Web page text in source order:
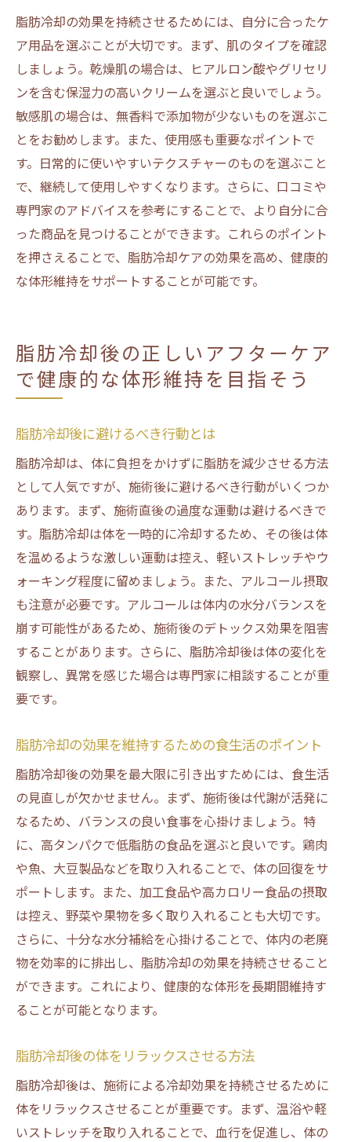
脂肪冷却ケア用品の選び方がもたらす健康
への影響
脂肪冷却後のリラックス法で体をいたわろう
脂肪冷却後におすすめの自宅でできるリラ
クゼーション法
脂肪冷却後のストレス解消に役立つアクテ
ィビティ
脂肪冷却の効果を維持するための瞑想テク
ニック
脂肪冷却後の心身のケアに役立つアロマセ
ラピー
脂肪冷却後のリラックスに最適なマインド
フルネスの取り入れ方
の秘訣
脂肪冷却ケア用品で得られる長期的な美肌
効果
脂肪冷却後の効果を保つためのルーティン
作り
脂肪冷却ケア用品を使った効果的な夜のケ
ア法
脂肪冷却後の習慣にしたい朝のケアステッ
プ
脂肪冷却効果を引き出すためのシーズナル
ケア
形維持
脂肪冷却の効果を持続させるためには、自分に合ったケ
ア用品を選ぶことが大切です。まず、肌のタイプを確認
しましょう。乾燥肌の場合は、ヒアルロン酸やグリセリ
ンを含む保湿力の高いクリームを選ぶと良いでしょう。
敏感肌の場合は、無香料で添加物が少ないものを選ぶこ
とをお勧めします。また、使用感も重要なポイントで
す。日常的に使いやすいテクスチャーのものを選ぶこと
で、継続して使用しやすくなります。さらに、口コミや
専門家のアドバイスを参考にすることで、より自分に合
った商品を見つけることができます。これらのポイント
を押さえることで、脂肪冷却ケアの効果を高め、健康的
な体形維持をサポートすることが可能です。
脂肪冷却後の正しいアフターケア
で健康的な体形維持を目指そう
脂肪冷却後に避けるべき行動とは
脂肪冷却は、体に負担をかけずに脂肪を減少させる方法
として人気ですが、施術後に避けるべき行動がいくつか
あります。まず、施術直後の過度な運動は避けるべきで
す。脂肪冷却は体を一時的に冷却するため、その後は体
を温めるような激しい運動は控え、軽いストレッチやウ
ォーキング程度に留めましょう。また、アルコール摂取
も注意が必要です。アルコールは体内の水分バランスを
崩す可能性があるため、施術後のデトックス効果を阻害
することがあります。さらに、脂肪冷却後は体の変化を
観察し、異常を感じた場合は専門家に相談することが重
要です。
脂肪冷却の効果を維持するための食生活のポイント
脂肪冷却後の効果を最大限に引き出すためには、食生活
の見直しが欠かせません。まず、施術後は代謝が活発に
なるため、バランスの良い食事を心掛けましょう。特
に、高タンパクで低脂肪の食品を選ぶと良いです。鶏肉
や魚、大豆製品などを取り入れることで、体の回復をサ
ポートします。また、加工食品や高カロリー食品の摂取
は控え、野菜や果物を多く取り入れることも大切です。
さらに、十分な水分補給を心掛けることで、体内の老廃
物を効率的に排出し、脂肪冷却の効果を持続させること
ができます。これにより、健康的な体形を長期間維持す
ることが可能となります。
脂肪冷却後の体をリラックスさせる方法
脂肪冷却後は、施術による冷却効果を持続させるために
体をリラックスさせることが重要です。まず、温浴や軽
いストレッチを取り入れることで、血行を促進し、体の